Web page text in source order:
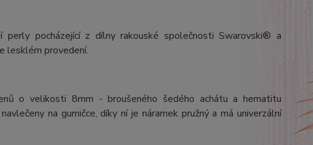
perly pocházející z dílny rakouské společnosti Swarovski® a
lesklém provedení.
o velikosti 8mm - broušeného šedého achátu a hematitu
na gumičce, díky ní je náramek pružný a má univerzální